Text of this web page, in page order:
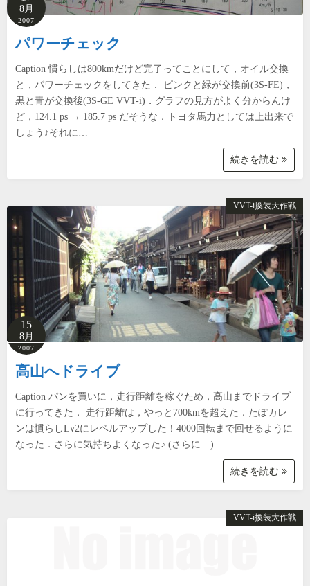
8月
2007
パワーチェック
Caption 慣らしは800kmだけど完了ってことにして，オイル交換
と，パワーチェックをしてきた． ピンクと緑が交換前(3S-FE)，
黒と青が交換後(3S-GE VVT-i)．グラフの見方がよく分からんけ
ど，124.1 ps → 185.7 ps だそうな．トヨタ馬力としては上出来で
しょう♪それに…
続きを読む
VVT-i換装大作戦
15
8月
2007
高山へドライブ
Caption パンを買いに，走行距離を稼ぐため，高山までドライブ
に行ってきた． 走行距離は，やっと700kmを超えた．たぽカレ
ンは慣らしLv2にレベルアップした！4000回転まで回せるように
なった．さらに気持ちよくなった♪ (さらに…)…
続きを読む
VVT-i換装大作戦